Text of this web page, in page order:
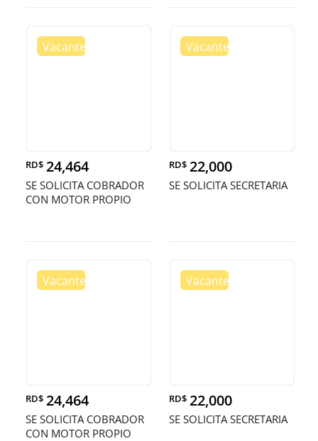
RD$ 24,464
SE SOLICITA COBRADOR
CON MOTOR PROPIO
RD$ 22,000
SE SOLICITA SECRETARIA
RD$ 24,464
SE SOLICITA COBRADOR
CON MOTOR PROPIO
RD$ 22,000
SE SOLICITA SECRETARIA